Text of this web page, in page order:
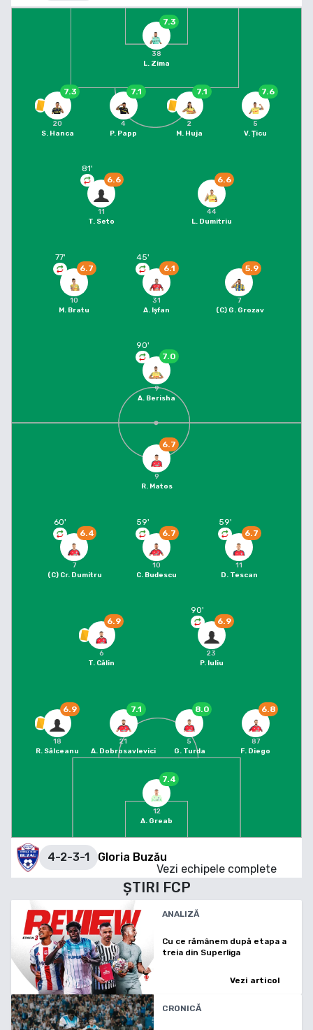
7.3
38
L. Zima
7.3
20
S. Hanca
7.1
4
P. Papp
7.1
2
M. Huja
7.6
5
V. Țicu
6.6
81'
11
T. Seto
6.6
44
L. Dumitriu
6.7
77'
10
M. Bratu
6.1
45'
31
A. Ișfan
5.9
7
(C) G. Grozav
7.0
90'
9
A. Berisha
6.7
9
R. Matos
6.4
60'
7
(C) Cr. Dumitru
6.7
59'
10
C. Budescu
6.7
59'
11
D. Tescan
6.9
6
T. Călin
6.9
90'
23
P. Iuliu
6.9
18
R. Sălceanu
7.1
21
A. Dobrosavlevici
8.0
5
G. Turda
6.8
87
F. Diego
7.4
12
A. Greab
4-2-3-1
Gloria Buzău
Vezi echipele complete
ȘTIRI FCP
ANALIZĂ
Cu ce rămânem după etapa a
treia din Superliga
Vezi articol
CRONICĂ